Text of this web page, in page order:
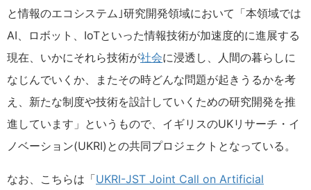
と情報のエコシステム｣研究開発領域において「本領域では
AI、ロボット、IoTといった情報技術が加速度的に進展する
現在、いかにそれら技術が社会に浸透し、人間の暮らしに
なじんでいくか、またその時どんな問題が起きうるかを考
え、新たな制度や技術を設計していくための研究開発を推
進しています」というもので、イギリスのUKリサーチ・イ
ノベーション(UKRI)との共同プロジェクトとなっている。
なお、こちらは「UKRI-JST Joint Call on Artificial